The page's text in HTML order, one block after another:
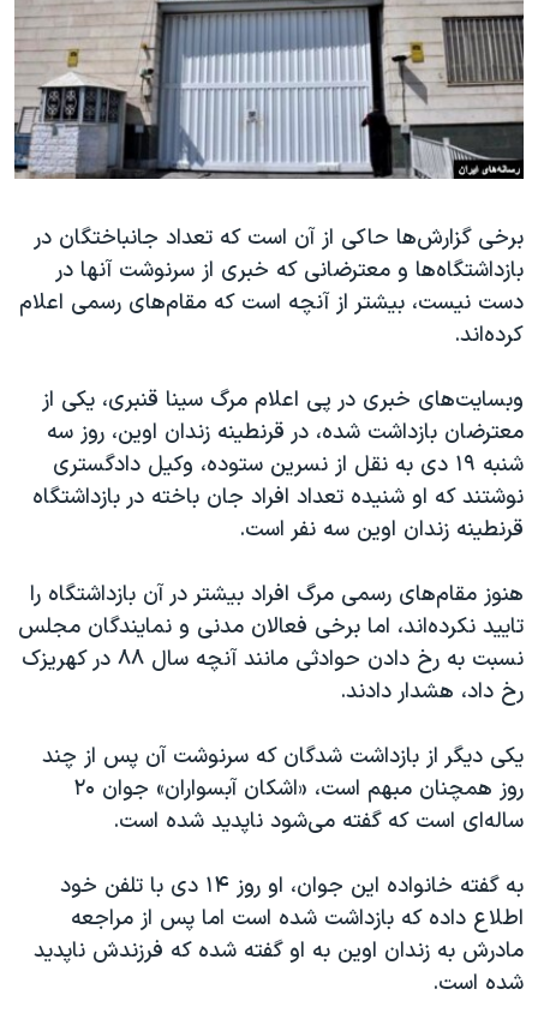
فرهنگ و زندگی
حقوق شهروندی
اقتصادی
علم و فناوری
گالری عکس
آرشیو پخش زنده
مستندها
انتخابات ریاست جمهوری آمریکا ۲۰۲۴
حمله جمهوری اسلامی به اسرائیل
رمز مهسا
اعتراضات زن، زندگی، آزادی
مجموعه مستندهای دادخواهی
تریبونال مردمی آبان ۹۸
چهل سال گروگان‌گیری
قانون شفافیت دارائی کادر رهبری ایران
اعتراضات مردمی آبان ۹۸
اسرائیل در جنگ
نرگس محمدی برنده جایزه نوبل صلح
همایش محافظه‌کاران آمریکا «سی‌پک»
صفحه‌های ویژه
دنبال کنید
زبانهای مختلف
برخی گزارش‌ها حاکی از آن است که تعداد جانباختگان در
بازداشتگاه‌ها و معترضانی که خبری از سرنوشت آنها در
دست نیست، بیشتر از آنچه است که مقام‌های رسمی اعلام
کرده‌اند.
وبسایت‌های خبری در پی اعلام مرگ سینا قنبری، یکی از
معترضان بازداشت شده، در قرنطینه زندان اوین، روز سه
شنبه ۱۹ دی به نقل از نسرین ستوده، وکیل دادگستری
نوشتند که او شنیده تعداد افراد جان باخته در بازداشتگاه
قرنطینه زندان اوین سه نفر است.
هنوز مقام‌های رسمی مرگ افراد بیشتر در آن بازداشتگاه را
تایید نکرده‌اند، اما برخی فعالان مدنی و نمایندگان مجلس
نسبت به رخ دادن حوادثی مانند آنچه سال ۸۸ در کهریزک
رخ داد، هشدار دادند.
یکی دیگر از بازداشت شدگان که سرنوشت آن پس از چند
روز همچنان مبهم است، «اشکان آبسواران» جوان ۲۰
ساله‌ای است که گفته می‌شود ناپدید شده است.
به گفته خانواده این جوان، او روز ۱۴ دی با تلفن خود
اطلاع داده که بازداشت شده است اما پس از مراجعه
مادرش به زندان اوین به او گفته شده که فرزندش ناپدید
شده است.